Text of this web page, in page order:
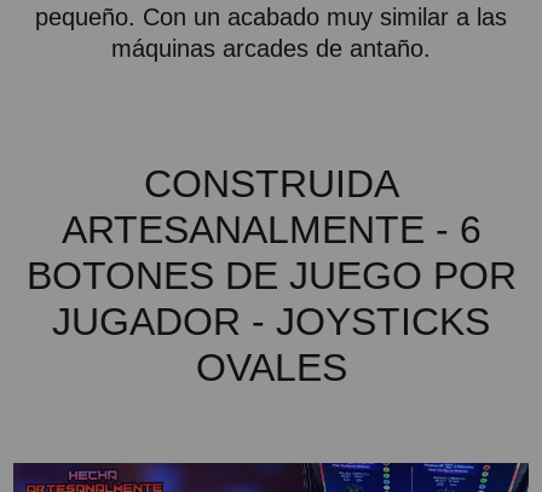
pequeño. Con un acabado muy similar a las
máquinas arcades de antaño.
CONSTRUIDA
ARTESANALMENTE - 6
BOTONES DE JUEGO POR
JUGADOR - JOYSTICKS
OVALES